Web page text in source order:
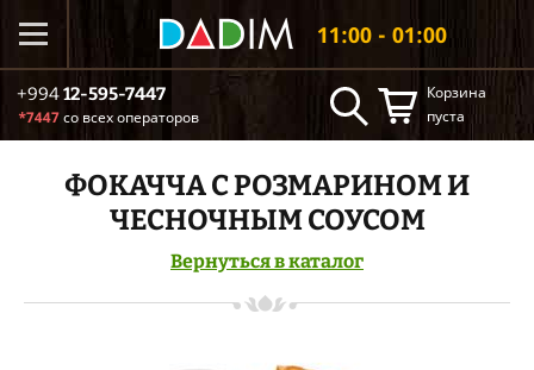
+99412-595-7447
*7447со всех операторов
11:00 - 01:00
Корзина
пуста
ФОКАЧЧА С РОЗМАРИНОМ И
ЧЕСНОЧНЫМ СОУСОМ
Вернуться в каталог